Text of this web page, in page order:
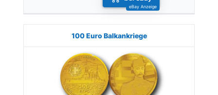
100 Euro Balkankriege